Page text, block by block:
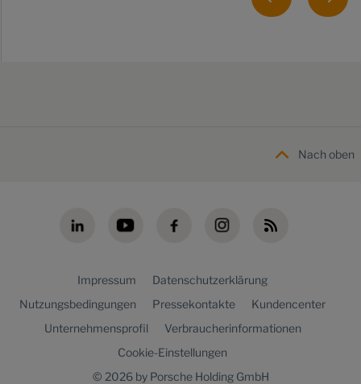
Nach oben
Impressum
Datenschutzerklärung
Nutzungsbedingungen
Pressekontakte
Kundencenter
Unternehmensprofil
Verbraucherinformationen
Cookie-Einstellungen
© 2026 by Porsche Holding GmbH